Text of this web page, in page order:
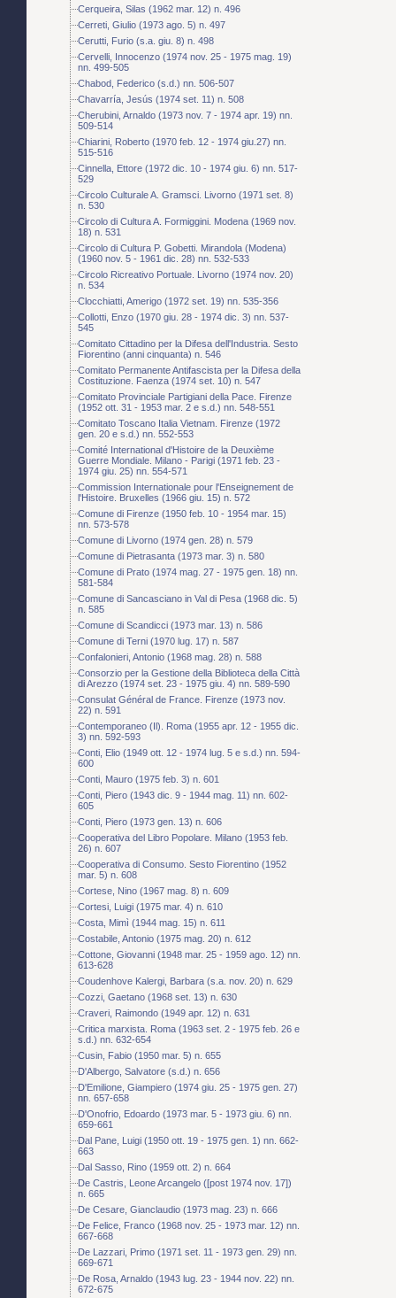
Cerqueira, Silas (1962 mar. 12) n. 496
Cerreti, Giulio (1973 ago. 5) n. 497
Cerutti, Furio (s.a. giu. 8) n. 498
Cervelli, Innocenzo (1974 nov. 25 - 1975 mag. 19)
nn. 499-505
Chabod, Federico (s.d.) nn. 506-507
Chavarría, Jesús (1974 set. 11) n. 508
Cherubini, Arnaldo (1973 nov. 7 - 1974 apr. 19) nn.
509-514
Chiarini, Roberto (1970 feb. 12 - 1974 giu.27) nn.
515-516
Cinnella, Ettore (1972 dic. 10 - 1974 giu. 6) nn. 517-
529
Circolo Culturale A. Gramsci. Livorno (1971 set. 8)
n. 530
Circolo di Cultura A. Formiggini. Modena (1969 nov.
18) n. 531
Circolo di Cultura P. Gobetti. Mirandola (Modena)
(1960 nov. 5 - 1961 dic. 28) nn. 532-533
Circolo Ricreativo Portuale. Livorno (1974 nov. 20)
n. 534
Clocchiatti, Amerigo (1972 set. 19) nn. 535-356
Collotti, Enzo (1970 giu. 28 - 1974 dic. 3) nn. 537-
545
Comitato Cittadino per la Difesa dell'Industria. Sesto
Fiorentino (anni cinquanta) n. 546
Comitato Permanente Antifascista per la Difesa della
Costituzione. Faenza (1974 set. 10) n. 547
Comitato Provinciale Partigiani della Pace. Firenze
(1952 ott. 31 - 1953 mar. 2 e s.d.) nn. 548-551
Comitato Toscano Italia Vietnam. Firenze (1972
gen. 20 e s.d.) nn. 552-553
Comité International d'Histoire de la Deuxième
Guerre Mondiale. Milano - Parigi (1971 feb. 23 -
1974 giu. 25) nn. 554-571
Commission Internationale pour l'Enseignement de
l'Histoire. Bruxelles (1966 giu. 15) n. 572
Comune di Firenze (1950 feb. 10 - 1954 mar. 15)
nn. 573-578
Comune di Livorno (1974 gen. 28) n. 579
Comune di Pietrasanta (1973 mar. 3) n. 580
Comune di Prato (1974 mag. 27 - 1975 gen. 18) nn.
581-584
Comune di Sancasciano in Val di Pesa (1968 dic. 5)
n. 585
Comune di Scandicci (1973 mar. 13) n. 586
Comune di Terni (1970 lug. 17) n. 587
Confalonieri, Antonio (1968 mag. 28) n. 588
Consorzio per la Gestione della Biblioteca della Città
di Arezzo (1974 set. 23 - 1975 giu. 4) nn. 589-590
Consulat Général de France. Firenze (1973 nov.
22) n. 591
Contemporaneo (Il). Roma (1955 apr. 12 - 1955 dic.
3) nn. 592-593
Conti, Elio (1949 ott. 12 - 1974 lug. 5 e s.d.) nn. 594-
600
Conti, Mauro (1975 feb. 3) n. 601
Conti, Piero (1943 dic. 9 - 1944 mag. 11) nn. 602-
605
Conti, Piero (1973 gen. 13) n. 606
Cooperativa del Libro Popolare. Milano (1953 feb.
26) n. 607
Cooperativa di Consumo. Sesto Fiorentino (1952
mar. 5) n. 608
Cortese, Nino (1967 mag. 8) n. 609
Cortesi, Luigi (1975 mar. 4) n. 610
Costa, Mimì (1944 mag. 15) n. 611
Costabile, Antonio (1975 mag. 20) n. 612
Cottone, Giovanni (1948 mar. 25 - 1959 ago. 12) nn.
613-628
Coudenhove Kalergi, Barbara (s.a. nov. 20) n. 629
Cozzi, Gaetano (1968 set. 13) n. 630
Craveri, Raimondo (1949 apr. 12) n. 631
Critica marxista. Roma (1963 set. 2 - 1975 feb. 26 e
s.d.) nn. 632-654
Cusin, Fabio (1950 mar. 5) n. 655
D'Albergo, Salvatore (s.d.) n. 656
D'Emilione, Giampiero (1974 giu. 25 - 1975 gen. 27)
nn. 657-658
D'Onofrio, Edoardo (1973 mar. 5 - 1973 giu. 6) nn.
659-661
Dal Pane, Luigi (1950 ott. 19 - 1975 gen. 1) nn. 662-
663
Dal Sasso, Rino (1959 ott. 2) n. 664
De Castris, Leone Arcangelo ([post 1974 nov. 17])
n. 665
De Cesare, Gianclaudio (1973 mag. 23) n. 666
De Felice, Franco (1968 nov. 25 - 1973 mar. 12) nn.
667-668
De Lazzari, Primo (1971 set. 11 - 1973 gen. 29) nn.
669-671
De Rosa, Arnaldo (1943 lug. 23 - 1944 nov. 22) nn.
672-675